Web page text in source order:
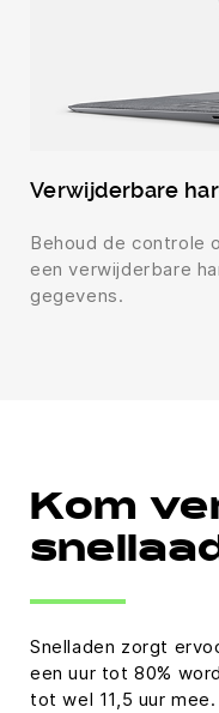
Verwijderbare
Behoud de controle
een verwijderbare
gegevens.
Kom
Snelladen zorgt
een uur tot 80%
tot wel 11,5 uur